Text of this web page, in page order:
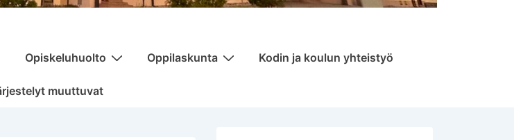
Opiskeluhuolto Oppilaskunta Kodin ja koulun yhteistyö
muuttuvat